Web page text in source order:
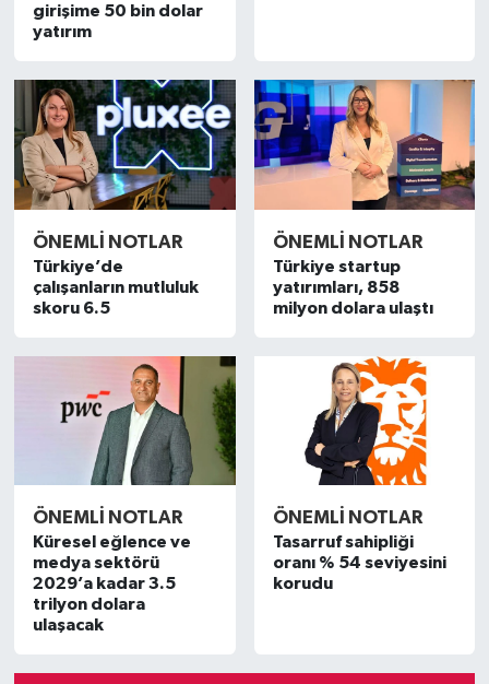
girişime 50 bin dolar
yatırım
ÖNEMLİ NOTLAR
Türkiye’de
çalışanların mutluluk
skoru 6.5
ÖNEMLİ NOTLAR
Türkiye startup
yatırımları, 858
milyon dolara ulaştı
ÖNEMLİ NOTLAR
Küresel eğlence ve
medya sektörü
2029’a kadar 3.5
trilyon dolara
ulaşacak
ÖNEMLİ NOTLAR
Tasarruf sahipliği
oranı % 54 seviyesini
korudu